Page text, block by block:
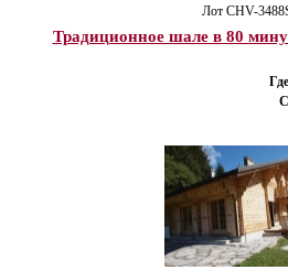
Лот CHV-
Традиционное шале в 80